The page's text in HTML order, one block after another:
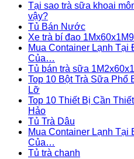
Tại sao trà sữa khoai
vậy?
Tủ Bán Nước
Xe trà bí đao
Mua Container Lạnh
Của…
Tủ bán trà sữa
Top 10 Bột Trà Sữa Phổ
Lỡ
Top 10 Thiết Bị Cần
Hảo
Tủ Trà Dâu
Mua Container Lạnh
Của…
Tủ trà chanh